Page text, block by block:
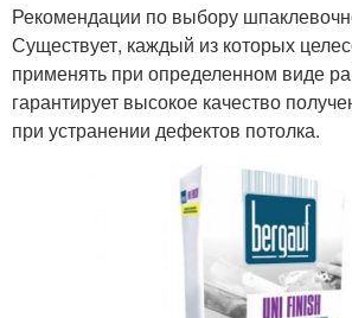
Рекомендации по выбору
Существует, каждый из которых
применять при определенном виде
гарантирует высокое качество
при устранении дефектов потолка.